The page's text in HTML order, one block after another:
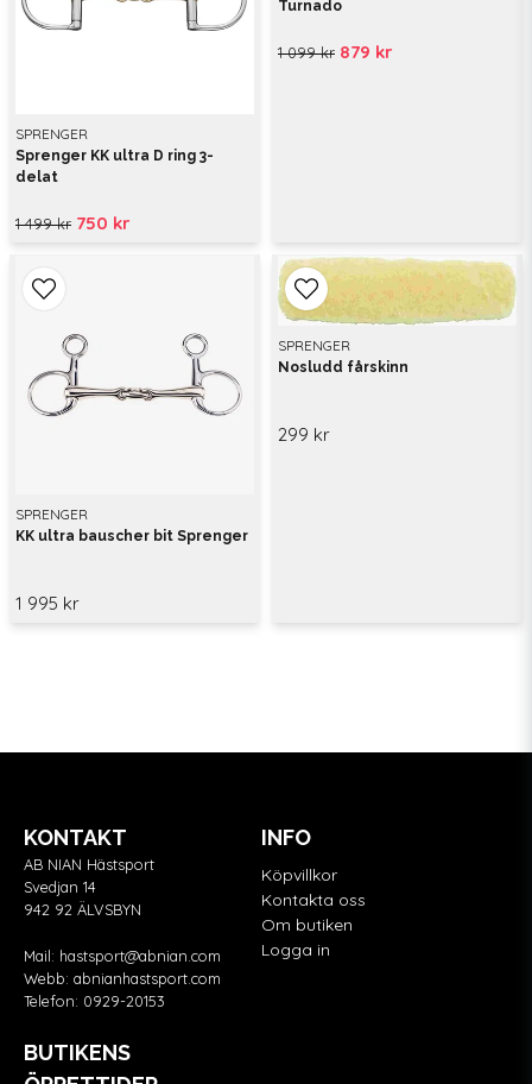
SPRENGER
Sprenger KK ultra D ring 3-
delat
1 499 kr 750 kr
Turnado
1 099 kr 879 kr
SPRENGER
KK ultra bauscher bit Sprenger
1 995 kr
SPRENGER
Nosludd fårskinn
299 kr
KONTAKT
AB NIAN Hästsport
Svedjan 14
942 92 ÄLVSBYN
Mail: hastsport@abnian.com
Webb: abnianhastsport.com
Telefon: 0929-20153
BUTIKENS
INFO
Köpvillkor
Kontakta oss
Om butiken
Logga in